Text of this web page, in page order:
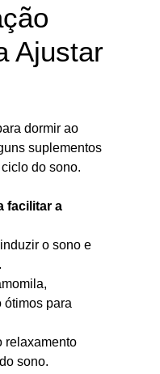
Ajustar
dormir ao
suplementos
do sono.
facilitar a
o sono e
ótimos para
relaxamento
sono.